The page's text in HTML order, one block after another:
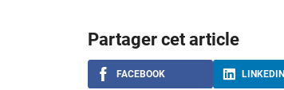
Partager cet article
FACEBOOK LINKEDIN